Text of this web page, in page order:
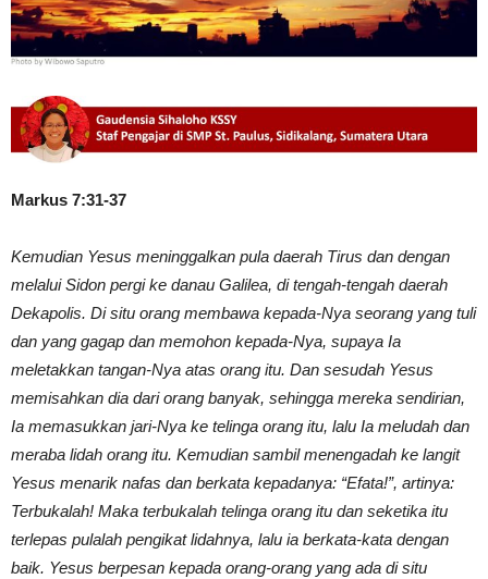
Markus 7:31-37
Kemudian Yesus meninggalkan pula daerah Tirus dan dengan
melalui Sidon pergi ke danau Galilea, di tengah-tengah daerah
Dekapolis. Di situ orang membawa kepada-Nya seorang yang tuli
dan yang gagap dan memohon kepada-Nya, supaya Ia
meletakkan tangan-Nya atas orang itu. Dan sesudah Yesus
memisahkan dia dari orang banyak, sehingga mereka sendirian,
Ia memasukkan jari-Nya ke telinga orang itu, lalu Ia meludah dan
meraba lidah orang itu. Kemudian sambil menengadah ke langit
Yesus menarik nafas dan berkata kepadanya: “Efata!”, artinya:
Terbukalah! Maka terbukalah telinga orang itu dan seketika itu
terlepas pulalah pengikat lidahnya, lalu ia berkata-kata dengan
baik. Yesus berpesan kepada orang-orang yang ada di situ